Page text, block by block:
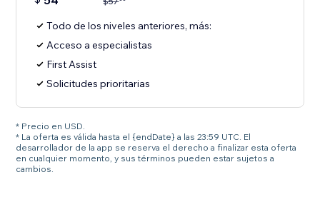
Todo de los niveles anteriores, más:
Acceso a especialistas
First Assist
Solicitudes prioritarias
* Precio en USD.
* La oferta es válida hasta el {endDate} a las 23:59 UTC. El
desarrollador de la app se reserva el derecho a finalizar esta oferta
en cualquier momento, y sus términos pueden estar sujetos a
cambios.